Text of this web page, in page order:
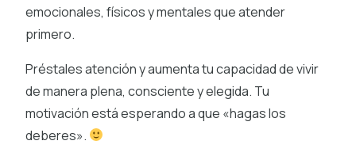
emocionales, físicos y mentales que atender
primero.
Préstales atención y aumenta tu capacidad de vivir
de manera plena, consciente y elegida. Tu
motivación está esperando a que «hagas los
deberes».